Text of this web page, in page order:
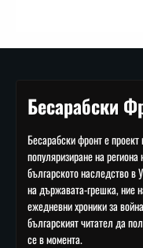
Бесарабски
Бесарабски фронт е проект
популяризиране на
българското наследство
на държавата-грешка, ние
ежедневни хроники за
българският читател да
се в момента.